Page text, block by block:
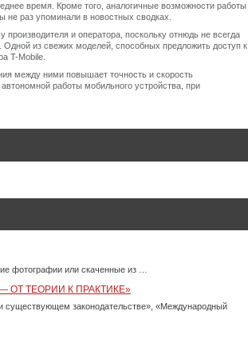
время. Кроме того, аналогичные возможности работы
раз упоминали в новостных сводках.
и оператора, поскольку отнюдь не всегда
из свежих моделей, способных предложить доступ к
T-Mobile.
между ними повышает точность и скорость
работы мобильного устройства, при
фотографии или скаченные из …
ТЕОРИИ К ПРАКТИКЕ»
существующем законодательстве», «Международный